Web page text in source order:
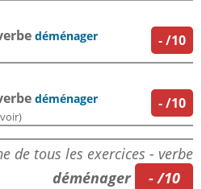
-/10
déménager
-/10
déménager
de tous les exercices - verbe
déménager
- /10